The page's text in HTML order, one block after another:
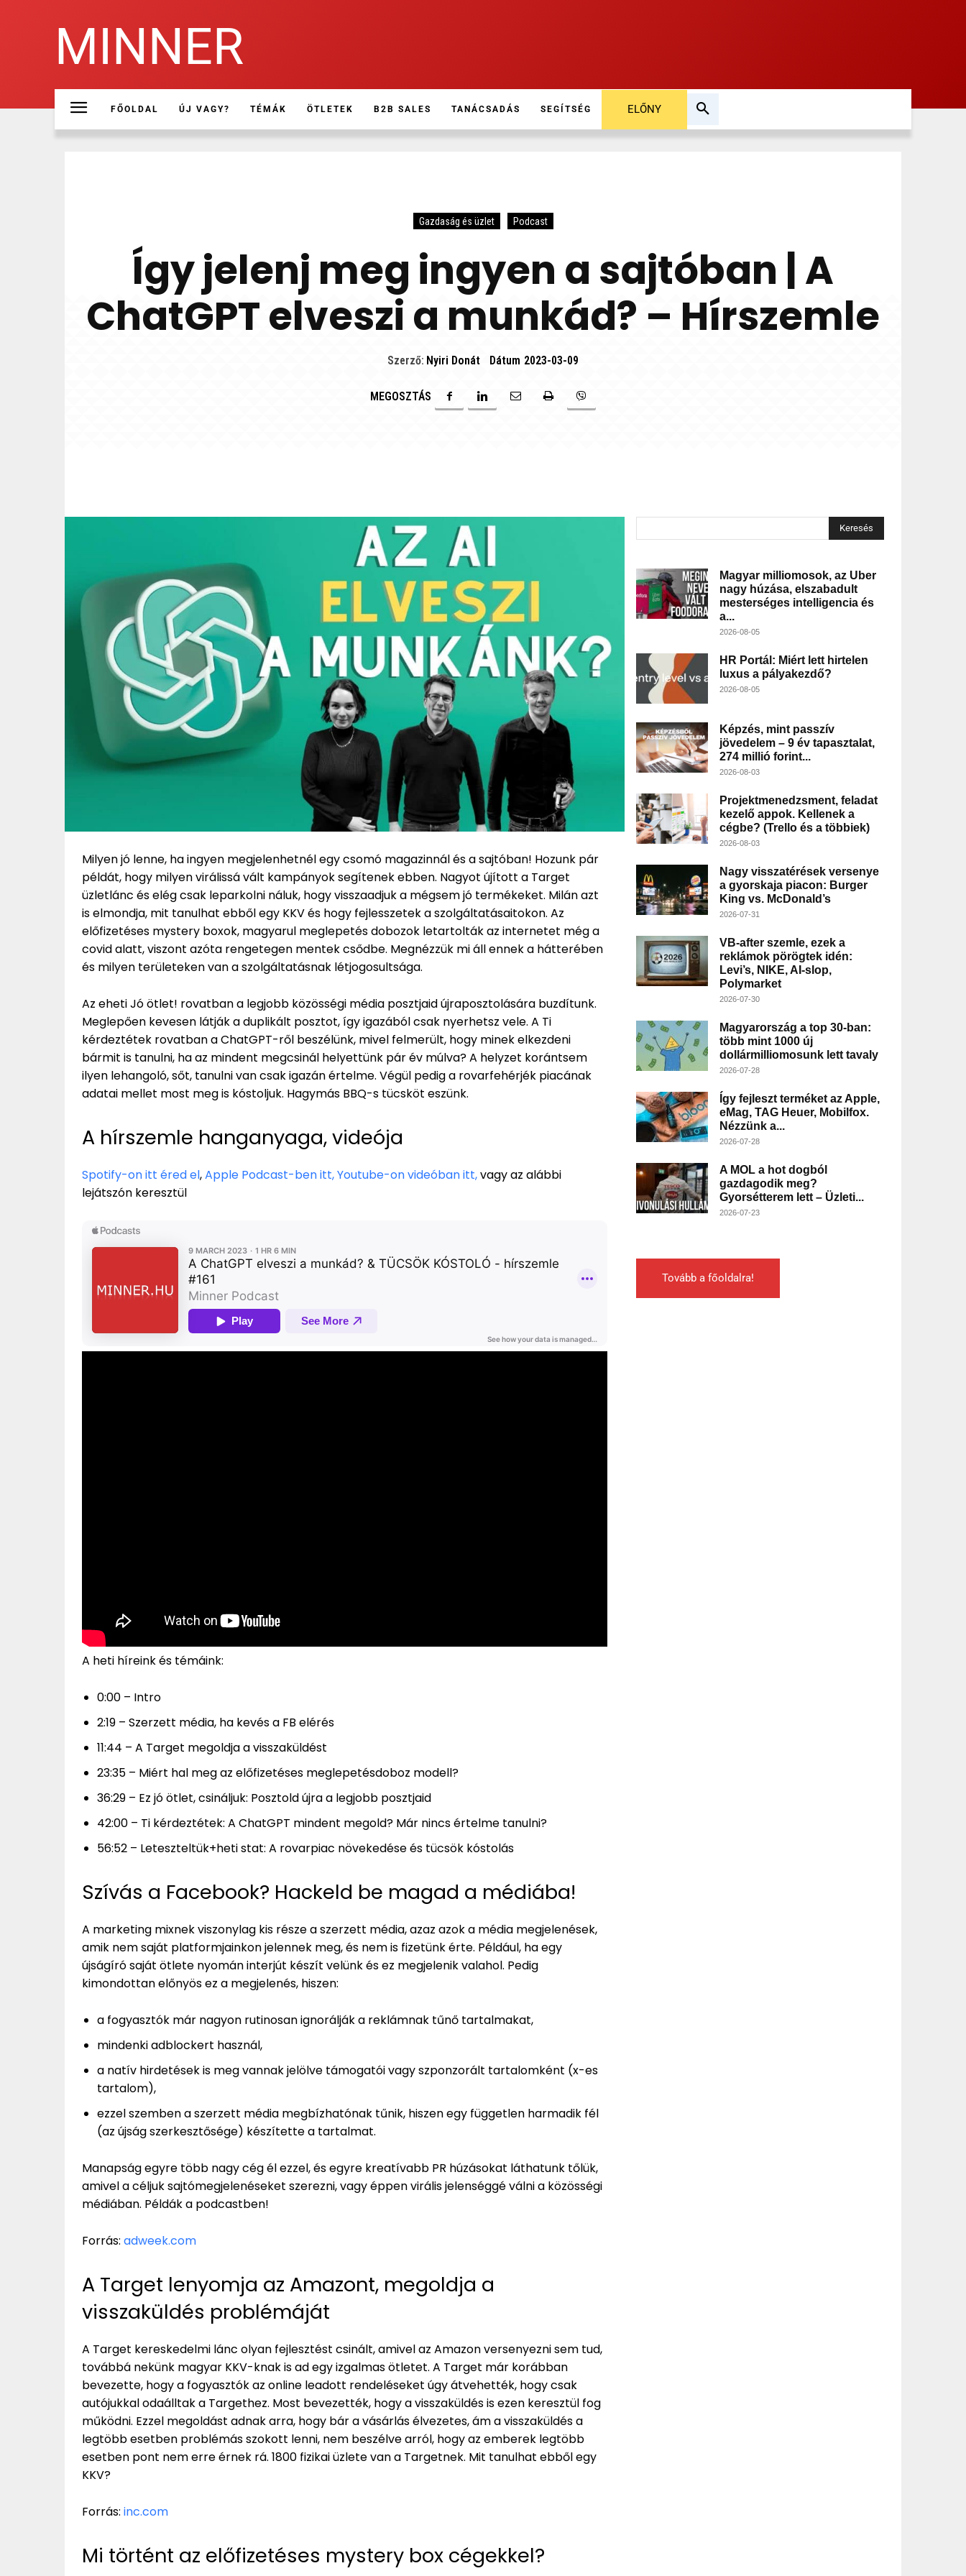
MINNER
FŐOLDAL ÚJ VAGY? TÉMÁK ÖTLETEK B2B SALES TANÁCSADÁS SEGÍTSÉG ELŐNY
Gazdaság és üzlet Podcast
Így jelenj meg ingyen a sajtóban | A
ChatGPT elveszi a munkád? – Hírszemle
Szerző: Nyiri Donát Dátum 2023-03-09
MEGOSZTÁS
Milyen jó lenne, ha ingyen megjelenhetnél egy csomó magazinnál és a sajtóban! Hozunk pár
példát, hogy milyen virálissá vált kampányok segítenek ebben. Nagyot újított a Target
üzletlánc és elég csak leparkolni náluk, hogy visszaadjuk a mégsem jó termékeket. Milán azt
is elmondja, mit tanulhat ebből egy KKV és hogy fejlesszetek a szolgáltatásaitokon. Az
előfizetéses mystery boxok, magyarul meglepetés dobozok letartolták az internetet még a
covid alatt, viszont azóta rengetegen mentek csődbe. Megnézzük mi áll ennek a hátterében
és milyen területeken van a szolgáltatásnak létjogosultsága.
Az eheti Jó ötlet! rovatban a legjobb közösségi média posztjaid újraposztolására buzdítunk.
Meglepően kevesen látják a duplikált posztot, így igazából csak nyerhetsz vele. A Ti
kérdeztétek rovatban a ChatGPT-ről beszélünk, mivel felmerült, hogy minek elkezdeni
bármit is tanulni, ha az mindent megcsinál helyettünk pár év múlva? A helyzet korántsem
ilyen lehangoló, sőt, tanulni van csak igazán értelme. Végül pedig a rovarfehérjék piacának
adatai mellet most meg is kóstoljuk. Hagymás BBQ-s tücsköt eszünk.
A hírszemle hanganyaga, videója
Spotify-on itt éred el,Apple Podcast-ben itt,Youtube-on videóban itt,vagy az alábbi
lejátszón keresztül
A heti híreink és témáink:
0:00 – Intro
2:19 – Szerzett média, ha kevés a FB elérés
11:44 – A Target megoldja a visszaküldést
23:35 – Miért hal meg az előfizetéses meglepetésdoboz modell?
36:29 – Ez jó ötlet, csináljuk: Posztold újra a legjobb posztjaid
42:00 – Ti kérdeztétek: A ChatGPT mindent megold? Már nincs értelme tanulni?
56:52 – Leteszteltük+heti stat: A rovarpiac növekedése és tücsök kóstolás
Szívás a Facebook? Hackeld be magad a médiába!
A marketing mixnek viszonylag kis része a szerzett média, azaz azok a média megjelenések,
amik nem saját platformjainkon jelennek meg, és nem is fizetünk érte. Például, ha egy
újságíró saját ötlete nyomán interjút készít velünk és ez megjelenik valahol. Pedig
kimondottan előnyös ez a megjelenés, hiszen:
a fogyasztók már nagyon rutinosan ignorálják a reklámnak tűnő tartalmakat,
mindenki adblockert használ,
a natív hirdetések is meg vannak jelölve támogatói vagy szponzorált tartalomként (x-es
tartalom),
ezzel szemben a szerzett média megbízhatónak tűnik, hiszen egy független harmadik fél
(az újság szerkesztősége) készítette a tartalmat.
Manapság egyre több nagy cég él ezzel, és egyre kreatívabb PR húzásokat láthatunk tőlük,
amivel a céljuk sajtómegjelenéseket szerezni, vagy éppen virális jelenséggé válni a közösségi
médiában. Példák a podcastben!
Forrás: adweek.com
A Target lenyomja az Amazont, megoldja a
visszaküldés problémáját
A Target kereskedelmi lánc olyan fejlesztést csinált, amivel az Amazon versenyezni sem tud,
továbbá nekünk magyar KKV-knak is ad egy izgalmas ötletet. A Target már korábban
bevezette, hogy a fogyasztók az online leadott rendeléseket úgy átvehették, hogy csak
autójukkal odaálltak a Targethez. Most bevezették, hogy a visszaküldés is ezen keresztül fog
működni. Ezzel megoldást adnak arra, hogy bár a vásárlás élvezetes, ám a visszaküldés a
legtöbb esetben problémás szokott lenni, nem beszélve arról, hogy az emberek legtöbb
esetben pont nem erre érnek rá. 1800 fizikai üzlete van a Targetnek. Mit tanulhat ebből egy
KKV?
Forrás: inc.com
Mi történt az előfizetéses mystery box cégekkel?
Keresés
Magyar milliomosok, az Uber
nagy húzása, elszabadult
mesterséges intelligencia és
a...
2026-08-05
HR Portál: Miért lett hirtelen
luxus a pályakezdő?
2026-08-05
Képzés, mint passzív
jövedelem – 9 év tapasztalat,
274 millió forint...
2026-08-03
Projektmenedzsment, feladat
kezelő appok. Kellenek a
cégbe? (Trello és a többiek)
2026-08-03
Nagy visszatérések versenye
a gyorskaja piacon: Burger
King vs. McDonald’s
2026-07-31
VB-after szemle, ezek a
reklámok pörögtek idén:
Levi’s, NIKE, AI-slop,
Polymarket
2026-07-30
Magyarország a top 30-ban:
több mint 1000 új
dollármilliomosunk lett tavaly
2026-07-28
Így fejleszt terméket az Apple,
eMag, TAG Heuer, Mobilfox.
Nézzünk a...
2026-07-28
A MOL a hot dogból
gazdagodik meg?
Gyorsétterem lett – Üzleti...
2026-07-23
Tovább a főoldalra!